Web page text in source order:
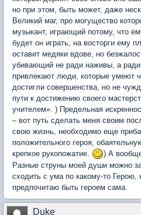
но при этом, быть может, даже
Великий маг, про могущество
музыкант, играющий потому, что
будет он играть, на восторги ему
оставит медяки вдове, но
убивающий не ради наживы, а
привлекают люди, которые умеют
достигли совершенства, но не
пути к достижению своего
учителем». ) Предельная
– вот путь сделать меня своим
свою жизнь, необходимо еще
положительного героя,
крепкое рукопожатие.
) А
Разные струны моей души можно
сходить с ума по какому-то Герою,
предпочитаю быть героем сама.
Duke